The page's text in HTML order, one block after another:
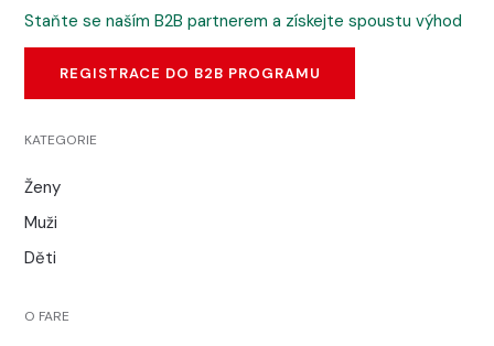
Staňte se naším B2B partnerem a získejte spoustu výhod
REGISTRACE DO B2B PROGRAMU
KATEGORIE
Ženy
Muži
Děti
O FARE